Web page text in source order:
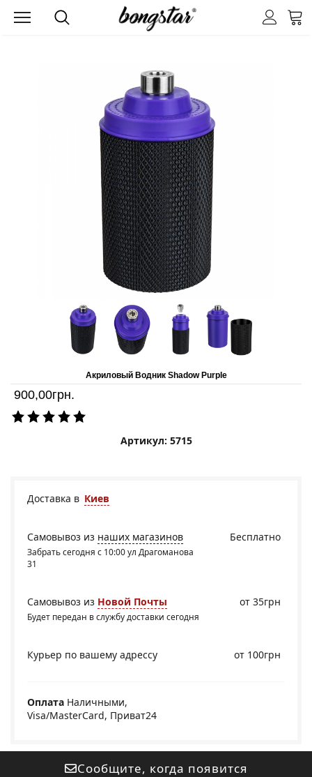
Акриловый Водник Shadow Purple
900,00грн.
Артикул: 5715
Доставка в Киев
Бесплатно
Самовывоз из наших магазинов
Забрать сегодня с 10:00 ул Драгоманова
31
Самовывоз из Новой Почты
Будет передан в службу доставки сегодня
от 35грн
Курьер по вашему адрессу от 100грн
Оплата Наличными,
Visa/MasterCard, Приват24
Сообщите, когда появится